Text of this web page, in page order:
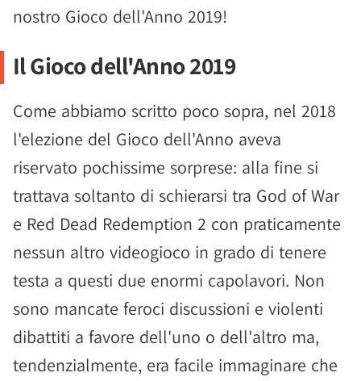
nostro Gioco dell'Anno 2019!
Il Gioco dell'Anno 2019
Come abbiamo scritto poco sopra, nel 2018
l'elezione del Gioco dell'Anno aveva
riservato pochissime sorprese: alla fine si
trattava soltanto di schierarsi tra God of War
e Red Dead Redemption 2 con praticamente
nessun altro videogioco in grado di tenere
testa a questi due enormi capolavori. Non
sono mancate feroci discussioni e violenti
dibattiti a favore dell'uno o dell'altro ma,
tendenzialmente, era facile immaginare che